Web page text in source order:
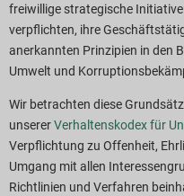
freiwillige strategische
verpflichten, ihre
anerkannten Prinzipien in den
Umwelt und
Wir betrachten diese
unsererVerhaltenskodex für
Verpflichtung zu Offenheit,
Umgang mit allen
Richtlinien und Verfahren